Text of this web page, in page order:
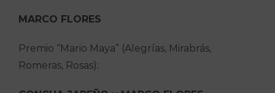
MARCO FLORES
Premio “Mario Maya” (Alegrías, Mirabrás,
Romeras, Rosas):